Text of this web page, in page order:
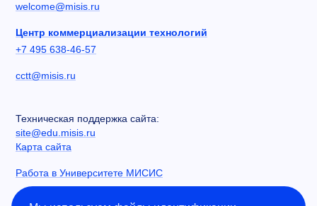
welcome@misis.ru
Центр коммерциализации технологий
+7 495 638-46-57
cctt@misis.ru
Техническая поддержка сайта:
site@edu.misis.ru
Карта сайта
Работа в Университете МИСИС
Сведения об образовательной организации